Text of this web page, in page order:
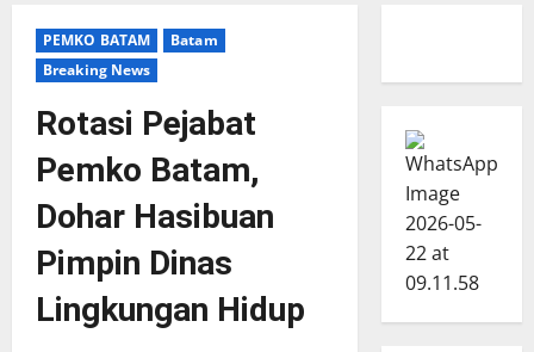
PEMKO BATAM
Batam
Breaking News
Rotasi Pejabat
Pemko Batam,
Dohar Hasibuan
Pimpin Dinas
Lingkungan Hidup